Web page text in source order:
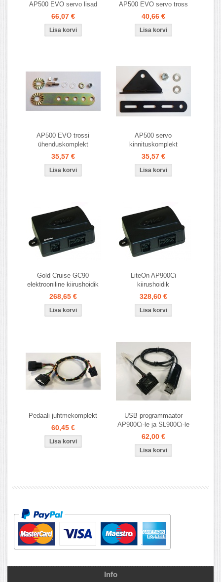
AP500 EVO servo lisad
66,07 €
AP500 EVO servo tross
40,66 €
AP500 EVO trossi
ühenduskomplekt
35,57 €
AP500 servo
kinnituskomplekt
35,57 €
Gold Cruise GC90
elektrooniline kiirushoidik
268,65 €
LiteOn AP900Ci
kiirushoidik
328,60 €
Pedaali juhtmekomplekt
60,45 €
USB programmaator
AP900Ci-le ja SL900Ci-le
62,00 €
Info